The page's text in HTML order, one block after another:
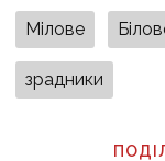
Мілове
зрадники